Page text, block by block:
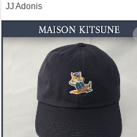
JJ Adonis